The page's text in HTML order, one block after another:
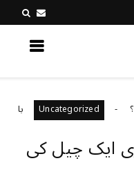
Uncategorized باہمی احترام
ایک چیل کی